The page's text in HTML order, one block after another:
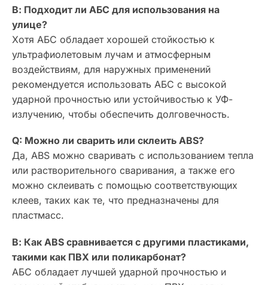
В: Подходит ли АБС для использования на
улице?
Хотя АБС обладает хорошей стойкостью к
ультрафиолетовым лучам и атмосферным
воздействиям, для наружных применений
рекомендуется использовать АБС с высокой
ударной прочностью или устойчивостью к УФ-
излучению, чтобы обеспечить долговечность.
Q: Можно ли сварить или склеить ABS?
Да, ABS можно сваривать с использованием тепла
или растворительного сваривания, а также его
можно склеивать с помощью соответствующих
клеев, таких как те, что предназначены для
пластмасс.
В: Как ABS сравнивается с другими пластиками,
такими как ПВХ или поликарбонат?
АБС обладает лучшей ударной прочностью и